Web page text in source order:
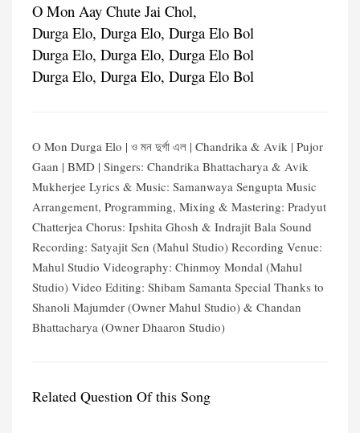
O Mon Aay Chute Jai Chol,
Durga Elo, Durga Elo, Durga Elo Bol
Durga Elo, Durga Elo, Durga Elo Bol
Durga Elo, Durga Elo, Durga Elo Bol
O Mon Durga Elo | ও মন দুর্গা এল | Chandrika & Avik | Pujor
Gaan | BMD | Singers: Chandrika Bhattacharya & Avik
Mukherjee Lyrics & Music: Samanwaya Sengupta Music
Arrangement, Programming, Mixing & Mastering: Pradyut
Chatterjea Chorus: Ipshita Ghosh & Indrajit Bala Sound
Recording: Satyajit Sen (Mahul Studio) Recording Venue:
Mahul Studio Videography: Chinmoy Mondal (Mahul
Studio) Video Editing: Shibam Samanta Special Thanks to
Shanoli Majumder (Owner Mahul Studio) & Chandan
Bhattacharya (Owner Dhaaron Studio)
Related Question Of this Song